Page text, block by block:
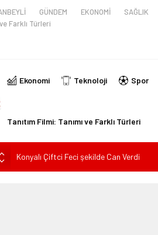
GÜNDEM EKONOMİ SAĞLIK
Farklı Türleri
Ekonomi Teknoloji Spor
Tanıtım Filmi: Tanımı ve Farklı Türleri
Konyalı Çiftci Feci şekilde Can Verdi
Konya’da araçta oksijen tüpünün